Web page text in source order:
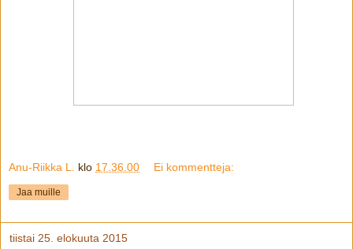
Anu-Riikka L. klo 17.36.00 Ei kommentteja:
Jaa muille
tiistai 25. elokuuta 2015